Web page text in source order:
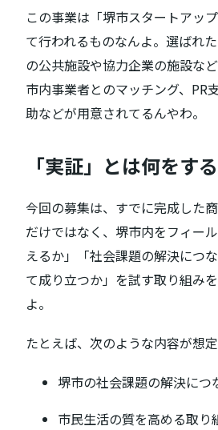
この事業は「堺市スタートアッ
て行われるものなんよ。選ばれ
の公共施設や協力企業の施設な
市内事業者とのマッチング、PR
助などが用意されてるんやわ。
「実証」とは何をす
今回の募集は、すでに完成した
だけではなく、堺市内をフィー
えるか」「社会課題の解決につ
て成り立つか」を試す取り組み
よ。
たとえば、次のような内容が想
堺市の社会課題の解決につ
市民生活の質を高める取り